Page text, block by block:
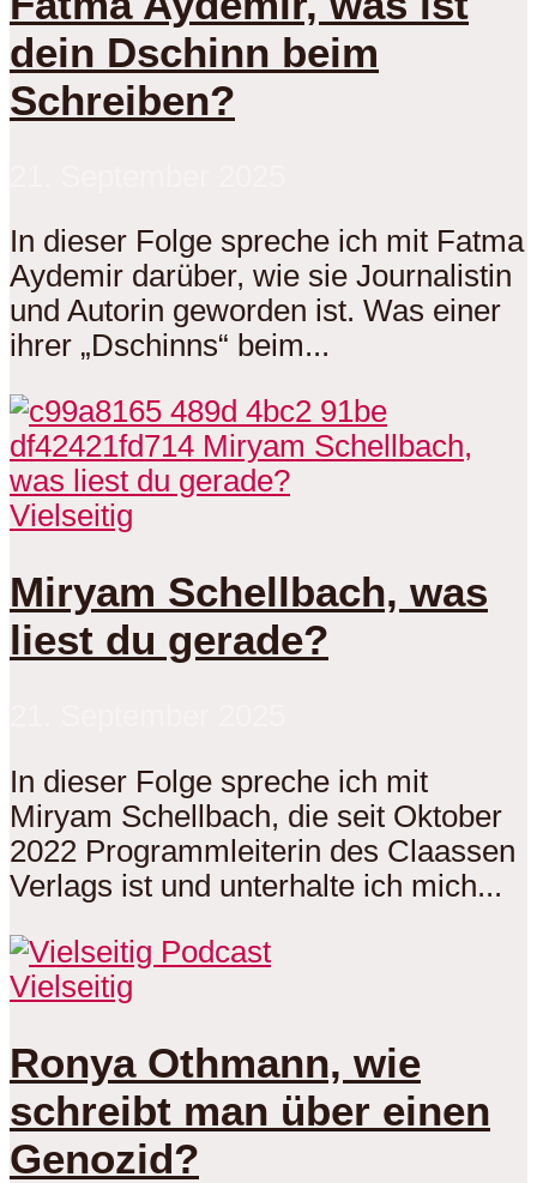
dein Dschinn beim
Schreiben?
In dieser Folge spreche ich mit Fatma
Aydemir darüber, wie sie Journalistin
und Autorin geworden ist. Was einer
ihrer „Dschinns“ beim...
Vielseitig
Miryam Schellbach, was
liest du gerade?
In dieser Folge spreche ich mit
Miryam Schellbach, die seit Oktober
2022 Programmleiterin des Claassen
Verlags ist und unterhalte ich mich...
Vielseitig
Ronya Othmann, wie
schreibt man über einen
Genozid?